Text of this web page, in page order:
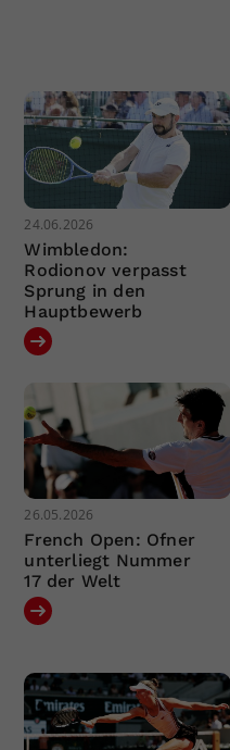
24.06.2026
Wimbledon:
Rodionov verpasst
Sprung in den
Hauptbewerb
26.05.2026
French Open: Ofner
unterliegt Nummer
17 der Welt